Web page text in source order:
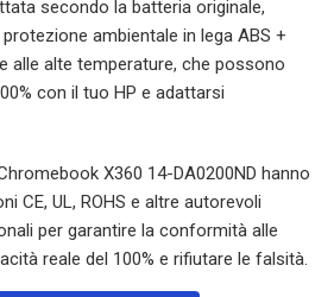
secondo la batteria originale,
ambientale in lega ABS +
alle alte temperature, che possono
con il tuo HP e adattarsi
X360 14-DA0200ND hanno
CE, UL, ROHS e altre autorevoli
per garantire la conformità alle
reale del 100% e rifiutare le falsità.